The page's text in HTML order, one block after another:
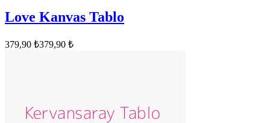
Love Kanvas Tablo
379,90 ₺379,90 ₺